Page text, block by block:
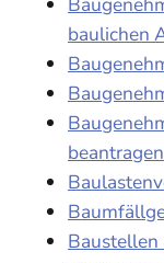
baulichen
beantragen